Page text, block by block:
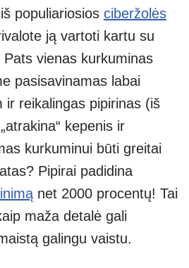
populiariosios ciberžolės
ją vartoti kartu su
Pats vienas kurkuminas
pasisavinamas labai
ir reikalingas pipirinas (iš
kepenis ir
kurkuminui būti greitai
Pipirai padidina
net 2000 procentų! Tai
maža detalė gali
galingu vaistu.